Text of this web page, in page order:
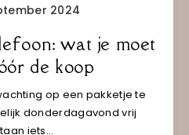
2024
wat je moet
de koop
op een pakketje te
donderdagavond vrij
iets…